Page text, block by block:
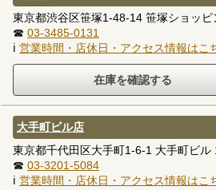
東京都渋谷区笹塚1-48-14 笹塚ショッピ
☎ 03-3485-0131
ℹ 営業時間・店休日・アクセス情報はこ
大手町ビル店
東京都千代田区大手町1-6-1 大手町ビル
☎ 03-3201-5084
ℹ 営業時間・店休日・アクセス情報はこ